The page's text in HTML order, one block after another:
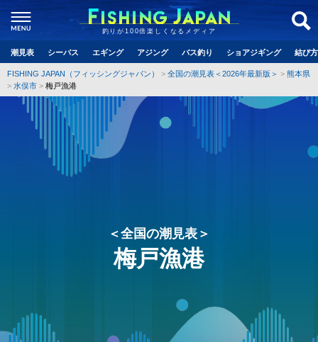
釣りが100倍楽しくなるメディア
潮見表 シーバス エギング アジング バス釣り ショアジギング 結び
FISHING JAPAN（フィッシングジャパン） 全国の潮見表＜2026年最新版＞
熊本県
水俣市
梅戸漁港
＜全国の潮見表＞
梅戸漁港